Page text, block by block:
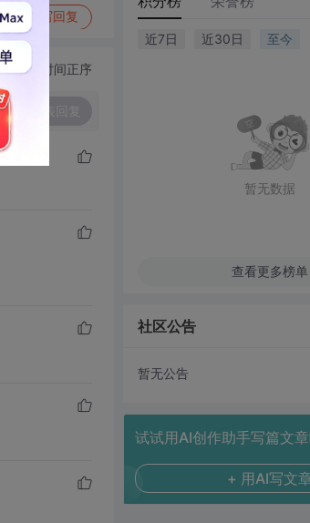
写回复
切换为时间正序
近7日 近30日 至今
暂无数据
查看更多榜单
社区公告
暂无公告
试试用AI创作助手写篇文
+ 用AI写文